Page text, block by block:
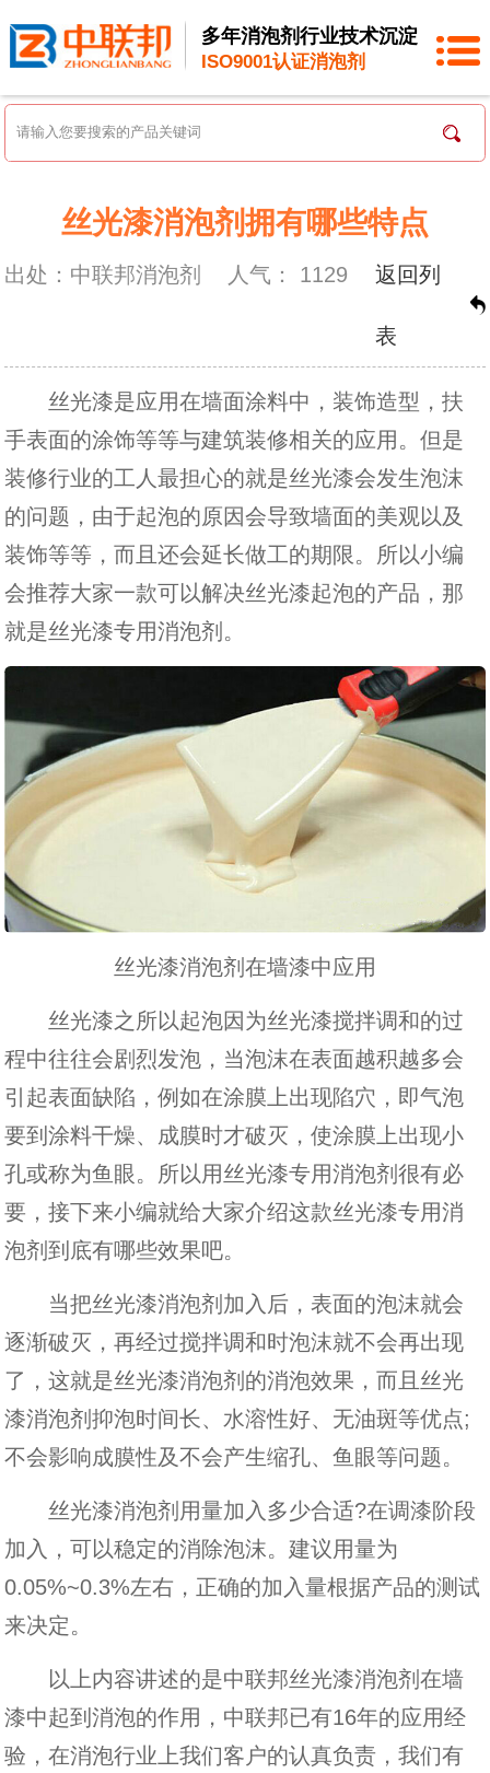
多年消泡剂行业技术沉淀
ISO9001认证消泡剂
丝光漆消泡剂拥有哪些特点
出处：中联邦消泡剂 人气： 1129 返回列
表
丝光漆是应用在墙面涂料中，装饰造型，扶
手表面的涂饰等等与建筑装修相关的应用。但是
装修行业的工人最担心的就是丝光漆会发生泡沫
的问题，由于起泡的原因会导致墙面的美观以及
装饰等等，而且还会延长做工的期限。所以小编
会推荐大家一款可以解决丝光漆起泡的产品，那
就是丝光漆专用消泡剂。
丝光漆消泡剂在墙漆中应用
丝光漆之所以起泡因为丝光漆搅拌调和的过
程中往往会剧烈发泡，当泡沫在表面越积越多会
引起表面缺陷，例如在涂膜上出现陷穴，即气泡
要到涂料干燥、成膜时才破灭，使涂膜上出现小
孔或称为鱼眼。所以用丝光漆专用消泡剂很有必
要，接下来小编就给大家介绍这款丝光漆专用消
泡剂到底有哪些效果吧。
当把丝光漆消泡剂加入后，表面的泡沫就会
逐渐破灭，再经过搅拌调和时泡沫就不会再出现
了，这就是丝光漆消泡剂的消泡效果，而且丝光
漆消泡剂抑泡时间长、水溶性好、无油斑等优点;
不会影响成膜性及不会产生缩孔、鱼眼等问题。
丝光漆消泡剂用量加入多少合适?在调漆阶段
加入，可以稳定的消除泡沫。建议用量为
0.05%~0.3%左右，正确的加入量根据产品的测试
来决定。
以上内容讲述的是中联邦丝光漆消泡剂在墙
漆中起到消泡的作用，中联邦已有16年的应用经
验，在消泡行业上我们客户的认真负责，我们有